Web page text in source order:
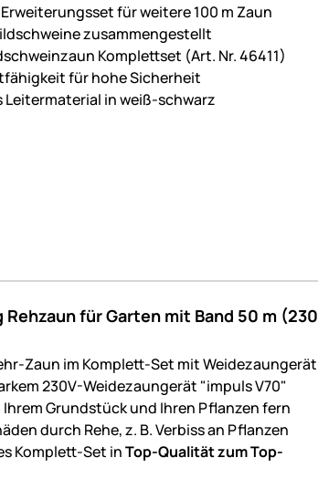
für weitere 100 m Zaun
zusammengestellt
Komplettset (Art. Nr. 46411)
für hohe Sicherheit
in weiß-schwarz
Rehzaun für Garten mit Band 50 m (230
Zaun im Komplett-Set mit Weidezaungerät
230V-Weidezaungerät "impuls V70"
Ihrem Grundstück und Ihren Pflanzen fern
durch Rehe, z. B. Verbiss an Pflanzen
Komplett-Set inTop-Qualität zum Top-